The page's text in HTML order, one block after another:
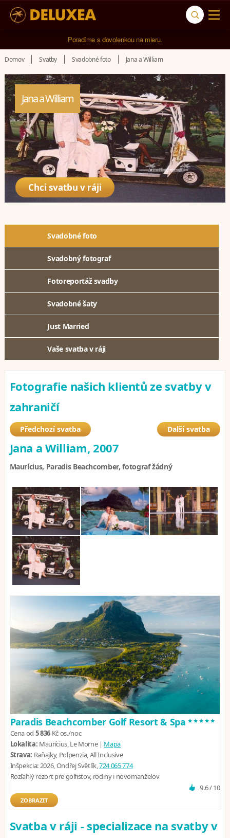
5* cestovná kancelária na luxusnú dovolenku od 4.000 EUR.
Domov Svatby Svadobné foto Jana a William
Jana a William
Chci svatbu v ráji
Svadobné foto
Svadobný fotograf
Fotoreportáž svadby
Svadobné šaty
Just Married
Vaše svatba v ráji
Fotografie našich klientů ze svatby v
zahraničí
Předchozí svatba Další svatba
Jana a William, 2007
Maurícius, Paradis Beachcomber, fotograf žádný
Paradis Beachcomber Golf Resort & Spa*****
Cena od 5 836 Kčos./noc
Lokalita: Maurícius, Le Morne | Mapa
Strava: Raňajky, Polpenzia, All Inclusive
Inšpekcia:2026, Ondřej Světlík,724 065 774
Rozľahlý rezort pre golfistov, rodiny i novomanželov
9.6 / 10
ZOBRAZIT
Svatba v ráji - specializace na svatby v